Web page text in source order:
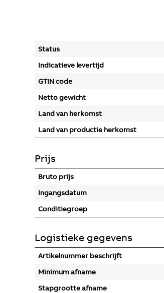
Status
Indicatieve levertijd
GTIN code
Netto gewicht
Land van herkomst
Land van productie herkomst
Prijs
Bruto prijs
Ingangsdatum
Conditiegroep
Logistieke gegevens
Artikelnummer beschrijft
Minimum afname
Stapgrootte afname